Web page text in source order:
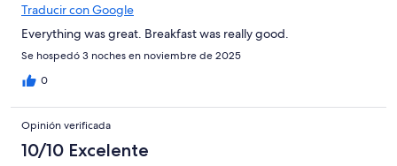
Traducir con Google
Everything was great. Breakfast was really good.
Se hospedó 3 noches en noviembre de 2025
0
Opinión verificada
10/10 Excelente